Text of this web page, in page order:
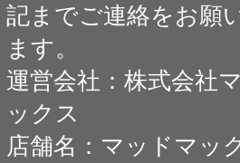
記までご連絡をお願
ます。
運営会社：株式会社
ックス
店舗名：マッドマッ